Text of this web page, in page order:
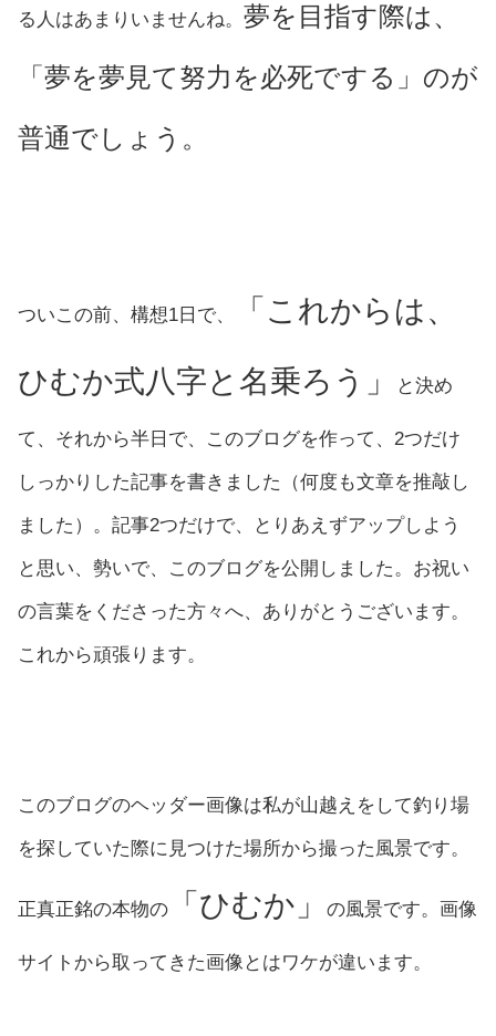
る人はあまりいませんね。 夢を目指す際は、
「夢を夢見て努力を必死でする」のが
普通でしょう。
ついこの前、構想1日で、 「これからは、
ひむか式八字と名乗ろう」 と決め
て、それから半日で、このブログを作って、2つだけ
しっかりした記事を書きました（何度も文章を推敲し
ました）。記事2つだけで、とりあえずアップしよう
と思い、勢いで、このブログを公開しました。お祝い
の言葉をくださった方々へ、ありがとうございます。
これから頑張ります。
このブログのヘッダー画像は私が山越えをして釣り場
を探していた際に見つけた場所から撮った風景です。
正真正銘の本物の 「ひむか」 の風景です。画像
サイトから取ってきた画像とはワケが違います。